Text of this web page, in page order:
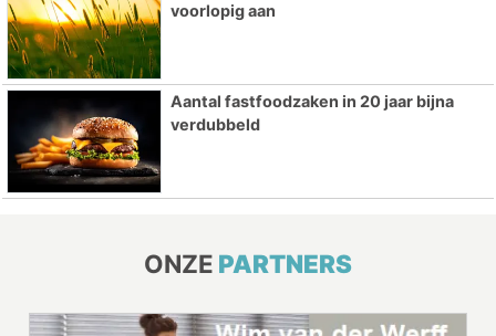
voorlopig aan
Aantal fastfoodzaken in 20 jaar bijna
verdubbeld
ONZE PARTNERS